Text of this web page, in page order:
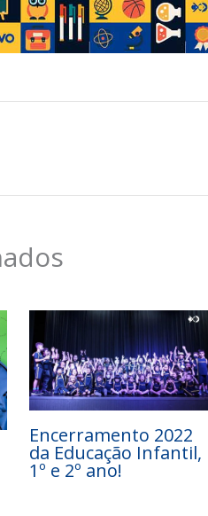
Encerramento 2022
da Educação Infantil,
1º e 2º ano!